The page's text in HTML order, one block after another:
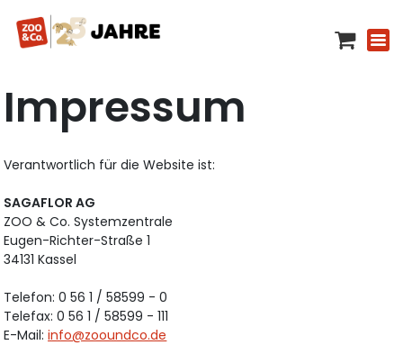
Impressum
Verantwortlich für die Website ist:
SAGAFLOR AG
ZOO & Co. Systemzentrale
Eugen-Richter-Straße 1
34131 Kassel
Telefon: 0 56 1 / 58599 - 0
Telefax: 0 56 1 / 58599 - 111
E-Mail:info@zooundco.de